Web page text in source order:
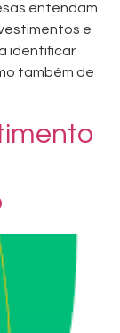
entendam
e
identificar
também de